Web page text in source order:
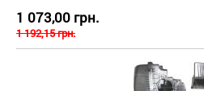
1 073,00 грн.
1 192,15 грн.